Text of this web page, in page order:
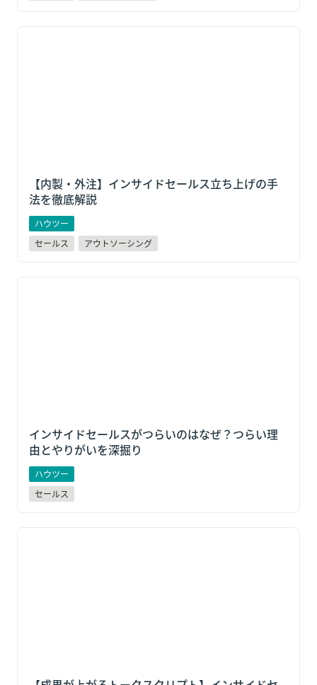
【内製・外注】インサイドセールス立ち上げの手法を
【内製・外注】インサイドセールス立ち上げの手
法を徹底解説
ハウツー
セールス
アウトソーシング
インサイドセールスがつらいのはなぜ？つらい理由と
インサイドセールスがつらいのはなぜ？つらい理
由とやりがいを深掘り
ハウツー
セールス
【成果が上がるトークスクリプト】インサイドセール